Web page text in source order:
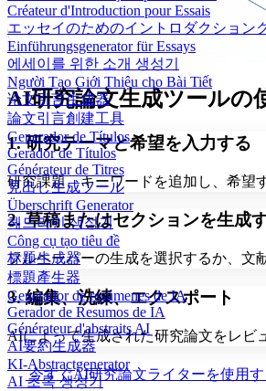
Créateur d'Introduction pour Essais
エッセイのためのイントロダクション
Einführungsgenerator für Essays
에세이를 위한 소개 생성기
Người Tạo Giới Thiệu cho Bài Tiết
论文引言生成器
論文引言創建工具
Generador de Títulos
Gerador de Títulos
Générateur de Titres
見出し生成ツール
Überschrift Generator
헤드라인 생성기
Công cụ tạo tiêu đề
标题生成器
標題產生器
Generador de resúmenes de IA
Gerador de Resumos de IA
Générateur d'abstraits AI
AI要約生成器
KI-Abstractgenerator
AI 초록 생성기
AI研究論文生成ツールの
1. 研究テーマと希望を入力する
研究課題、キーワードを追加し、希望
2. 草稿またはセクションを生成
フルペーパーの生成を選択するか、文
3. 編集、洗練、エクスポート
AIによって生成された研究論文をレビ
今すぐAI研究論文ライターを使用す